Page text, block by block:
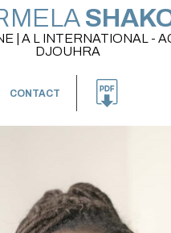
| A L INTERNATIONAL -
DJOUHRA
CONTACT